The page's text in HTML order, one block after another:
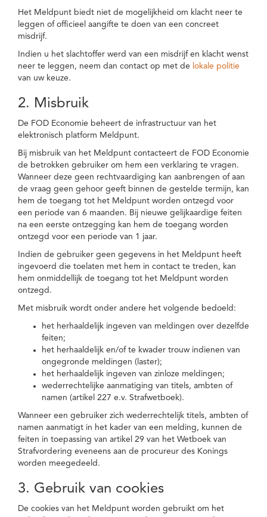
Het Meldpunt biedt niet de mogelijkheid om klacht neer te
leggen of officieel aangifte te doen van een concreet
misdrijf.
Indien u het slachtoffer werd van een misdrijf en klacht wenst
neer te leggen, neem dan contact op met de lokale politie
van uw keuze.
2. Misbruik
De FOD Economie beheert de infrastructuur van het
elektronisch platform Meldpunt.
Bij misbruik van het Meldpunt contacteert de FOD Economie
de betrokken gebruiker om hem een verklaring te vragen.
Wanneer deze geen rechtvaardiging kan aanbrengen of aan
de vraag geen gehoor geeft binnen de gestelde termijn, kan
hem de toegang tot het Meldpunt worden ontzegd voor
een periode van 6 maanden. Bij nieuwe gelijkaardige feiten
na een eerste ontzegging kan hem de toegang worden
ontzegd voor een periode van 1 jaar.
Indien de gebruiker geen gegevens in het Meldpunt heeft
ingevoerd die toelaten met hem in contact te treden, kan
hem onmiddellijk de toegang tot het Meldpunt worden
ontzegd.
Met misbruik wordt onder andere het volgende bedoeld:
het herhaaldelijk ingeven van meldingen over dezelfde
feiten;
het herhaaldelijk en/of te kwader trouw indienen van
ongegronde meldingen (laster);
het herhaaldelijk ingeven van zinloze meldingen;
wederrechtelijke aanmatiging van titels, ambten of
namen (artikel 227 e.v. Strafwetboek).
Wanneer een gebruiker zich wederrechtelijk titels, ambten of
namen aanmatigt in het kader van een melding, kunnen de
feiten in toepassing van artikel 29 van het Wetboek van
Strafvordering eveneens aan de procureur des Konings
worden meegedeeld.
3. Gebruik van cookies
De cookies van het Meldpunt worden gebruikt om het